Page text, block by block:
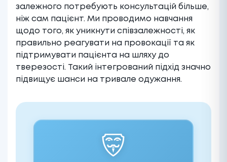
залежного потребують консультацій більше,
ніж сам пацієнт. Ми проводимо навчання
щодо того, як уникнути співзалежності, як
правильно реагувати на провокації та як
підтримувати пацієнта на шляху до
тверезості. Такий інтегрований підхід значно
підвищує шанси на тривале одужання.